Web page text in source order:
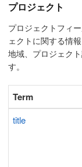
プロジェクト
プロジェクトフィ
ェクトに関する情
地域、プロジェク
す。
Term
title